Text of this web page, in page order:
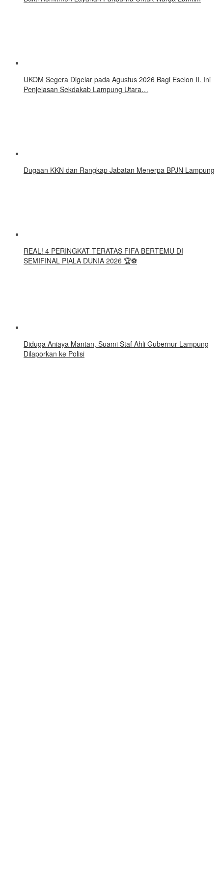
UKOM Segera Digelar pada Agustus 2026 Bagi Eselon II. Ini
Penjelasan Sekdakab Lampung Utara…
Dugaan KKN dan Rangkap Jabatan Menerpa BPJN Lampung
REAL! 4 PERINGKAT TERATAS FIFA BERTEMU DI
SEMIFINAL PIALA DUNIA 2026 🏆⚽
Diduga Aniaya Mantan, Suami Staf Ahli Gubernur Lampung
Dilaporkan ke Polisi